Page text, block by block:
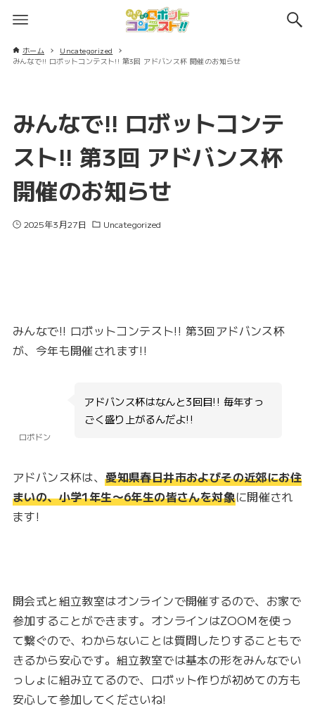
ホーム
Uncategorized
みんなで!! ロボットコンテスト!! 第3回 アドバンス杯 開催のお知らせ
みんなで!! ロボットコンテ
スト!! 第3回 アドバンス杯
開催のお知らせ
2025年3月27日 Uncategorized
みんなで!! ロボットコンテスト!! 第3回アドバンス杯
が、今年も開催されます!!
ロボドン
アドバンス杯はなんと3回目!! 毎年すっ
ごく盛り上がるんだよ!!
アドバンス杯は、愛知県春日井市およびその近郊にお住
まいの、小学1年生〜6年生の皆さんを対象に開催され
ます!
開会式と組立教室はオンラインで開催するので、お家で
参加することができます。オンラインはZOOMを使っ
て繋ぐので、わからないことは質問したりすることもで
きるから安心です。組立教室では基本の形をみんなでい
っしょに組み立てるので、ロボット作りが初めての方も
安心して参加してくださいね!